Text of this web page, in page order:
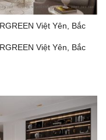
Việt Yên, Bắc
Việt Yên, Bắc